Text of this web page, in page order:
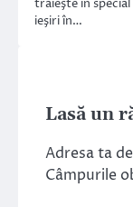
trăieşte în
ieşiri în…
Lasă un
Adresa ta
Câmpurile